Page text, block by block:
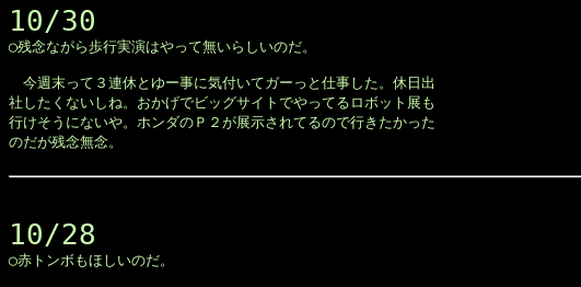
10/30
◯残念ながら歩行実演はやって無いらしいのだ。
今週末って３連休とゆー事に気付いてガーっと仕事した。休日出
社したくないしね。おかげでビッグサイトでやってるロボット展も
行けそうにないや。ホンダのＰ２が展示されてるので行きたかった
のだが残念無念。
10/28
◯赤トンボもほしいのだ。